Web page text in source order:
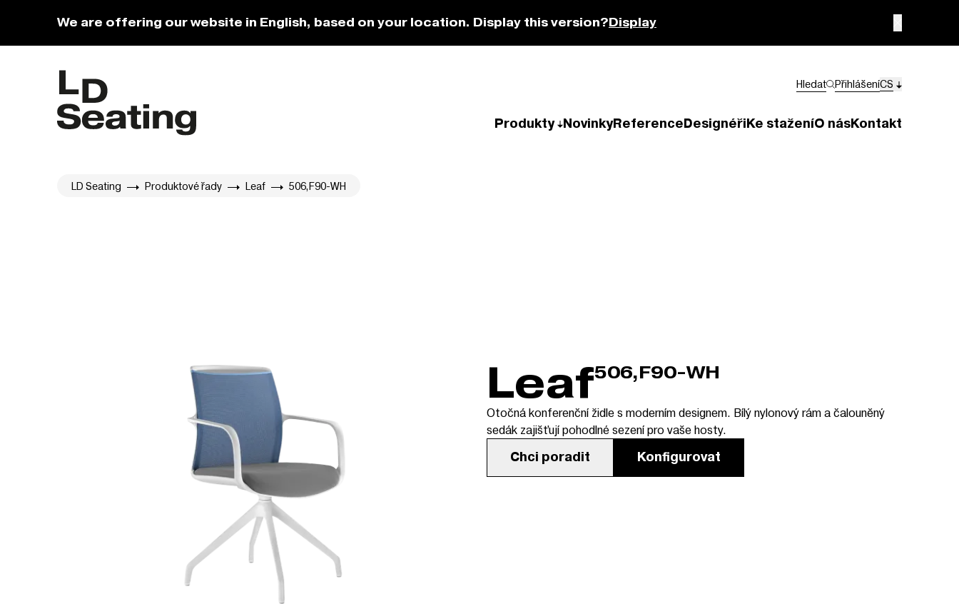
We are offering our website in English, based on your location. Display this version?Display
Hledat PřihlášeníCS
Produkty NovinkyReferenceDesignéřiKe staženíO násKontakt
LD Seating Produktové řady Leaf 506,F90-WH
Leaf506,F90-WH
Otočná konferenční židle s moderním designem. Bílý nylonový rám a čalouněný
sedák zajišťují pohodlné sezení pro vaše hosty.
Chci poradit Konfigurovat